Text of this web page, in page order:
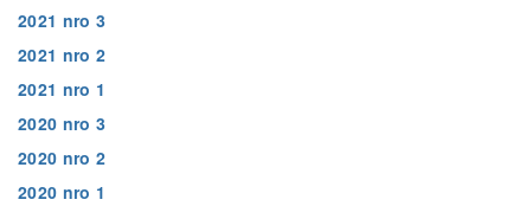
2021 nro 3
2021 nro 2
2021 nro 1
2020 nro 3
2020 nro 2
2020 nro 1